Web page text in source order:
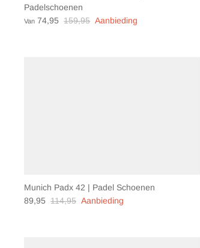
Padelschoenen
Van 74,95 159,95 Aanbieding
Munich Padx 42 | Padel Schoenen
89,95 114,95 Aanbieding